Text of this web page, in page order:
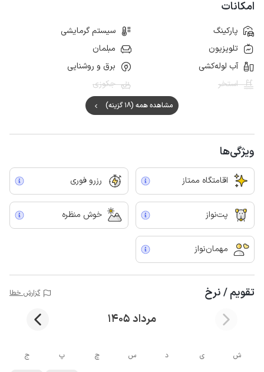
500 متر انتهایی مسیر دسترسی به اقامتگاه خاکی، کفی و قابل تردد برای انواع
مسیر دسترسی به فیلبند از جاده هراز منشعب می‌شود. این جاده کوهستانی پرپیچ
و خم دارای شیب‌ تند و عرض کم در برخی نقاط است. اطمینان از سلامت فنی
خودرو و رانندگی با احتیاط در طول این مسیر الزامی است و ترجیحا به نحوی
برنامه ریزی شود که در نور روز تا مقصد رانندگی کنید.
امکانات
پارکینگ
سیستم گرمایشی
تلویزیون
مبلمان
آب لوله‌کشی
برق و روشنایی
استخر
جکوزی
مشاهده همه (18 گزینه)
ویژگی‌ها
اقامتگاه ممتاز رزرو فوری
پت‌نواز خوش منظره
مهمان‌نواز
تقویم / نرخ گزارش خطا
مرداد 1405
ش ی د س چ پ ج